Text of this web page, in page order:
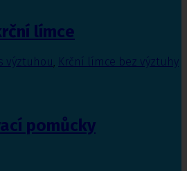
límce
výztuhou Krční límce bez výztuhy
pomůcky